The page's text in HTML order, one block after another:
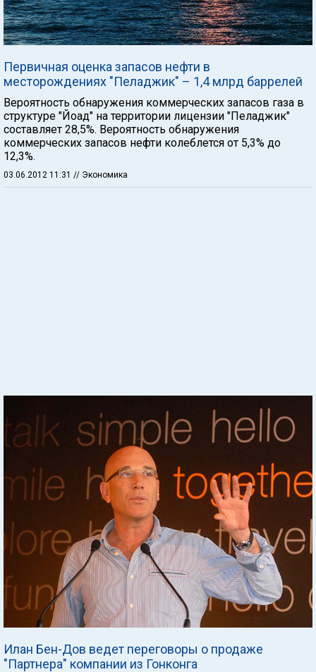
Первичная оценка запасов нефти в
месторождениях "Пеладжик" – 1,4 млрд баррелей
Вероятность обнаружения коммерческих запасов газа в
структуре "Йоад" на территории лицензии "Пеладжик"
составляет 28,5%. Вероятность обнаружения
коммерческих запасов нефти колеблется от 5,3% до
12,3%.
03.06.2012 11:31 // Экономика
Илан Бен-Дов ведет переговоры о продаже
"Партнера" компании из Гонконга